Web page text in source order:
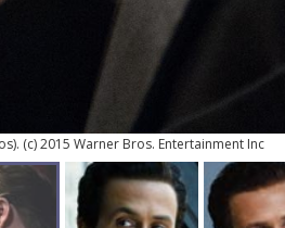
). (c) 2015 Warner Bros. Entertainment Inc